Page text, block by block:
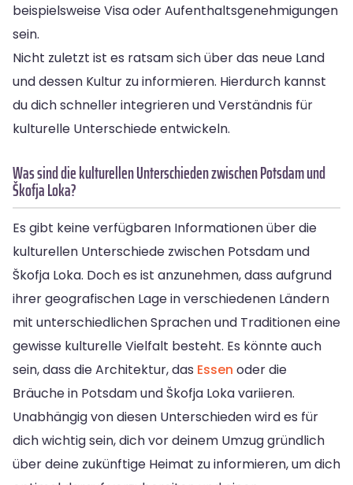
beispielsweise Visa oder Aufenthaltsgenehmigungen
sein.
Nicht zuletzt ist es ratsam sich über das neue Land
und dessen Kultur zu informieren. Hierdurch kannst
du dich schneller integrieren und Verständnis für
kulturelle Unterschiede entwickeln.
Was sind die kulturellen Unterschieden zwischen Potsdam und
Škofja Loka?
Es gibt keine verfügbaren Informationen über die
kulturellen Unterschiede zwischen Potsdam und
Škofja Loka. Doch es ist anzunehmen, dass aufgrund
ihrer geografischen Lage in verschiedenen Ländern
mit unterschiedlichen Sprachen und Traditionen eine
gewisse kulturelle Vielfalt besteht. Es könnte auch
sein, dass die Architektur, das Essen oder die
Bräuche in Potsdam und Škofja Loka variieren.
Unabhängig von diesen Unterschieden wird es für
dich wichtig sein, dich vor deinem Umzug gründlich
über deine zukünftige Heimat zu informieren, um dich